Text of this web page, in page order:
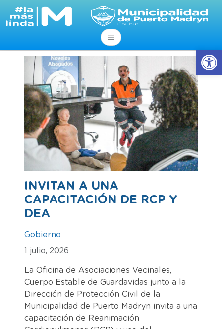
Abrir
INVITAN A UNA
CAPACITACIÓN DE RCP Y
DEA
Gobierno
1 julio, 2026
La Oficina de Asociaciones Vecinales,
Cuerpo Estable de Guardavidas junto a la
Dirección de Protección Civil de la
Municipalidad de Puerto Madryn invita a una
capacitación de Reanimación